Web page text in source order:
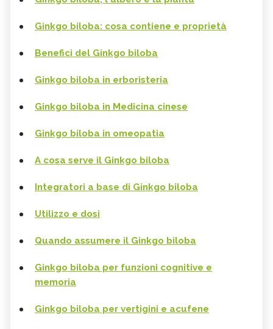
Ginkgo biloba: cosa contiene e proprietà
Benefici del Ginkgo biloba
Ginkgo biloba in erboristeria
Ginkgo biloba in Medicina cinese
Ginkgo biloba in omeopatia
A cosa serve il Ginkgo biloba
Integratori a base di Ginkgo biloba
Utilizzo e dosi
Quando assumere il Ginkgo biloba
Ginkgo biloba per funzioni cognitive e
memoria
Ginkgo biloba per vertigini e acufene